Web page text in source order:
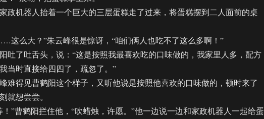
机器人抬着一个巨大的三层蛋糕走了过来，将蛋糕摆到二人面前的桌
么大？”朱云峰很是惊讶，“咱们俩人也吃不了这么多啊！”
了吐舌头，说：“这是按照我最喜欢吃的口味做的，我家里人多，配方
当时直接给四四了，疏忽了。”
得见曹鹤阳这个样子，又听他说是按照他喜欢的口味做的，顿时来了
就想尝尝。
曹鹤阳拦住他，“吹蜡烛，许愿。”他一边说一边和家政机器人一起给蛋